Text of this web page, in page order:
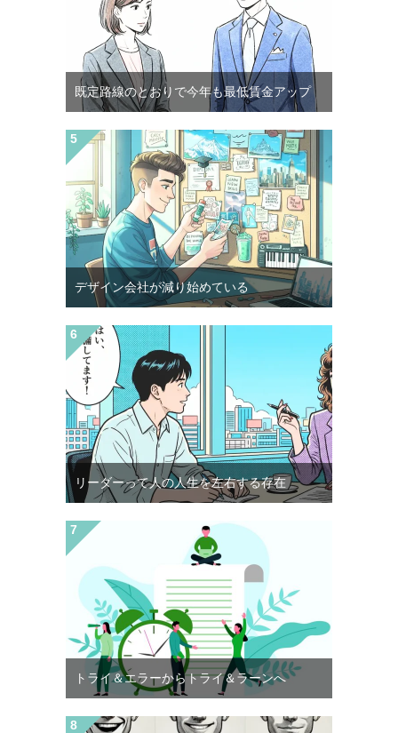
既定路線のとおりで今年も最低賃金アップ
デザイン会社が減り始めている
リーダーって人の人生を左右する存在
トライ＆エラーからトライ＆ラーンへ